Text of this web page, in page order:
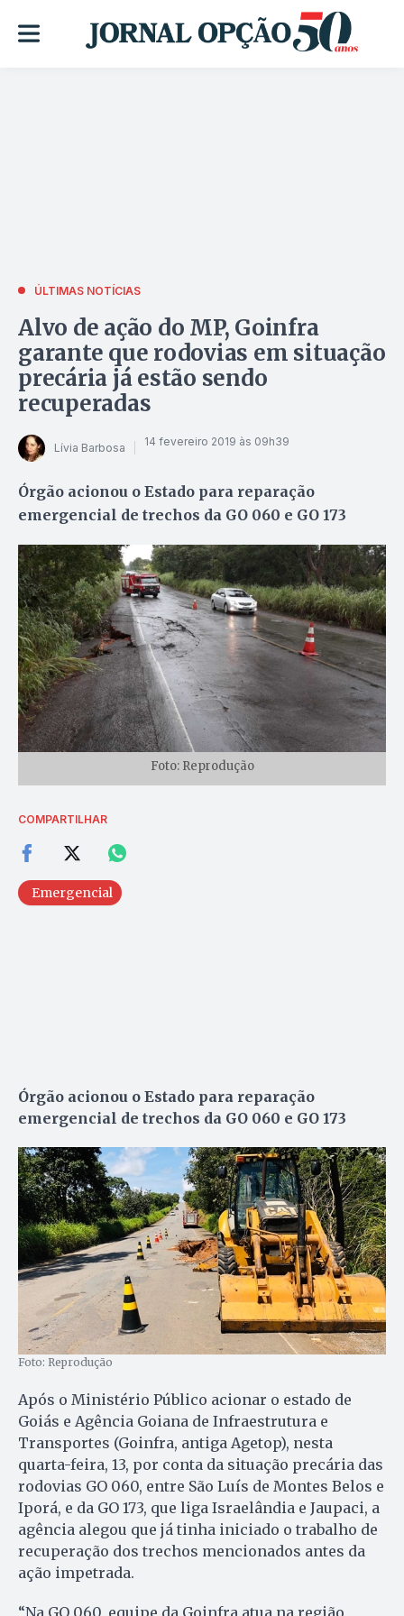
ÚLTIMAS NOTÍCIAS
Alvo de ação do MP, Goinfra
garante que rodovias em situação
precária já estão sendo
recuperadas
Lívia Barbosa 14 fevereiro 2019 às 09h39
Órgão acionou o Estado para reparação
emergencial de trechos da GO 060 e GO 173
Foto: Reprodução
COMPARTILHAR
Emergencial
Órgão acionou o Estado para reparação
emergencial de trechos da GO 060 e GO 173
Foto: Reprodução
Após o Ministério Público acionar o estado de
Goiás e Agência Goiana de Infraestrutura e
Transportes (Goinfra, antiga Agetop), nesta
quarta-feira, 13, por conta da situação precária das
rodovias GO 060, entre São Luís de Montes Belos e
Iporá, e da GO 173, que liga Israelândia e Jaupaci, a
agência alegou que já tinha iniciado o trabalho de
recuperação dos trechos mencionados antes da
ação impetrada.